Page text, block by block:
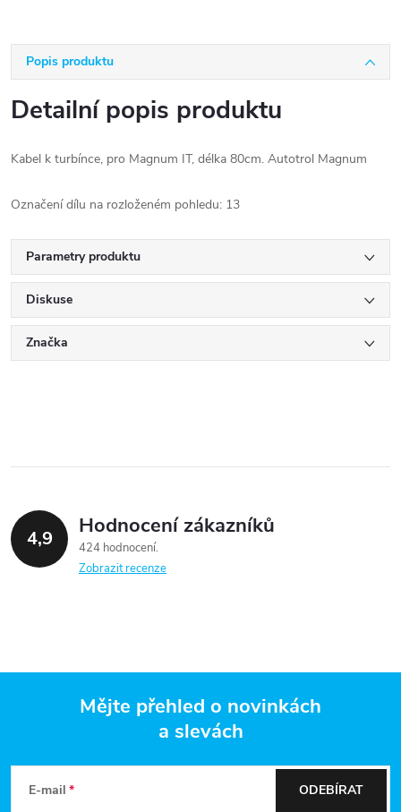
Popis produktu
Detailní popis produktu
Kabel k turbínce, pro Magnum IT, délka 80cm. Autotrol Magnum
Označení dílu na rozloženém pohledu: 13
Parametry produktu
Diskuse
Značka
4,9 Hodnocení zákazníků
424 hodnocení
Zobrazit recenze
Mějte přehled o novinkách
a slevách
E-mail ODEBÍRAT